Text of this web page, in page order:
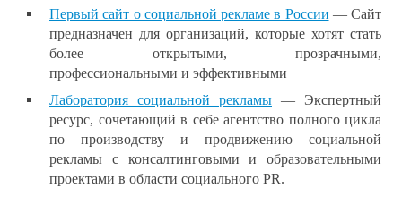
Первый сайт о социальной рекламе в России — Сайт
предназначен для организаций, которые хотят стать
более открытыми, прозрачными,
профессиональными и эффективными
Лаборатория социальной рекламы — Экспертный
ресурс, сочетающий в себе агентство полного цикла
по производству и продвижению социальной
рекламы с консалтинговыми и образовательными
проектами в области социального PR.